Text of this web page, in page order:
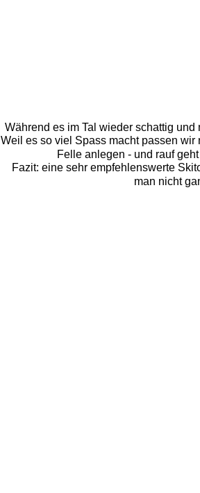
Während es im Tal wieder schattig
Weil es so viel Spass macht passen
Felle anlegen - und rauf
Fazit: eine sehr empfehlenswerte
man nicht